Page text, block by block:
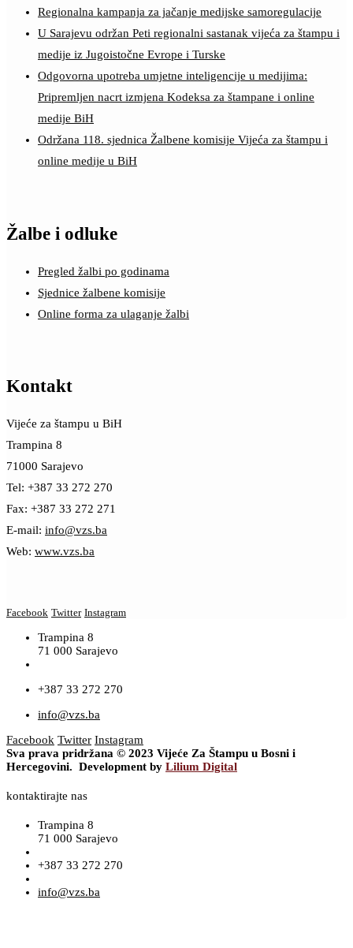
Regionalna kampanja za jačanje medijske samoregulacije
U Sarajevu održan Peti regionalni sastanak vijeća za štampu i
medije iz Jugoistočne Evrope i Turske
Odgovorna upotreba umjetne inteligencije u medijima:
Pripremljen nacrt izmjena Kodeksa za štampane i online
medije BiH
Održana 118. sjednica Žalbene komisije Vijeća za štampu i
online medije u BiH
Žalbe i odluke
Pregled žalbi po godinama
Sjednice žalbene komisije
Online forma za ulaganje žalbi
Kontakt
Vijeće za štampu u BiH
Trampina 8
71000 Sarajevo
Tel: +387 33 272 270
Fax: +387 33 272 271
E-mail: info@vzs.ba
Web: www.vzs.ba
Facebook Twitter Instagram
Trampina 8
71 000 Sarajevo
+387 33 272 270
info@vzs.ba
Facebook Twitter Instagram
Sva prava pridržana © 2023 Vijeće Za Štampu u Bosni i
Hercegovini. Development by Lilium Digital
kontaktirajte nas
Trampina 8
71 000 Sarajevo
+387 33 272 270
info@vzs.ba